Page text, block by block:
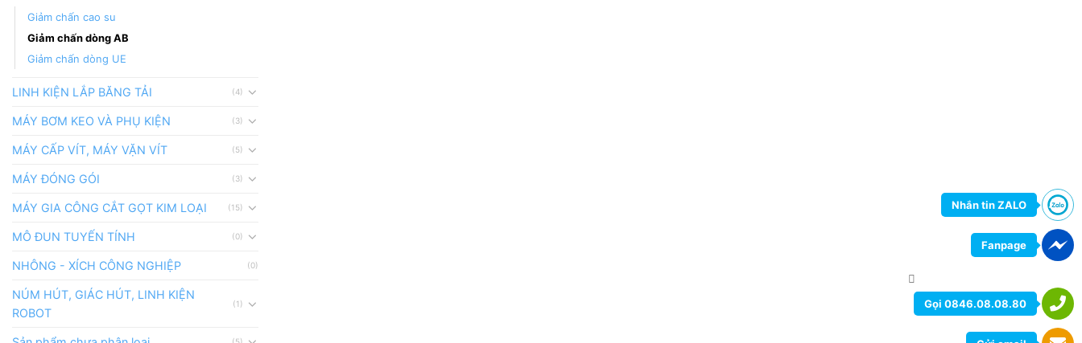
Giảm chấn cao su
Giảm chấn dòng AB
Giảm chấn dòng UE
LINH KIỆN LẮP BĂNG TẢI (4)
MÁY BƠM KEO VÀ PHỤ KIỆN (3)
MÁY CẤP VÍT, MÁY VẶN VÍT (5)
MÁY ĐÓNG GÓI (3)
MÁY GIA CÔNG CẮT GỌT KIM LOẠI (15)
MÔ ĐUN TUYẾN TÍNH (0)
NHÔNG - XÍCH CÔNG NGHIỆP (0)
NÚM HÚT, GIÁC HÚT, LINH KIỆN
ROBOT
(1)
Nhắn tin ZALO
Fanpage
Gọi 0846.08.08.80